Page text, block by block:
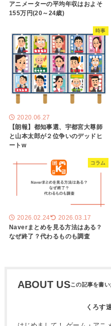
アニメーターの平均年収はおよそ
155万円(20～24歳)
時事
2020.06.27
【朗報】都知事選、宇都宮大尊師
と山本太郎が２位争いのデッドヒ
ートw
コラム
2026.02.24 2026.03.17
Naverまとめを見る方法はある？
なぜ終了？代わるものも調査
ABOUT US
くろす